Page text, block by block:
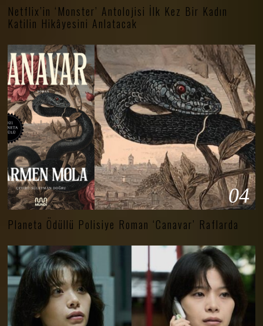
Netflix’in ‘Monster’ Antolojisi İlk Kez Bir Kadın
Katilin Hikâyesini Anlatacak
04
Planeta Ödüllü Polisiye Roman ‘Canavar’ Raflarda